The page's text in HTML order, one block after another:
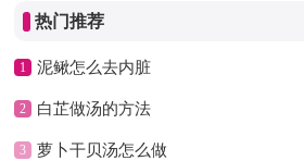
热门推荐
1 泥鳅怎么去内脏
2 白芷做汤的方法
3 萝卜干贝汤怎么做